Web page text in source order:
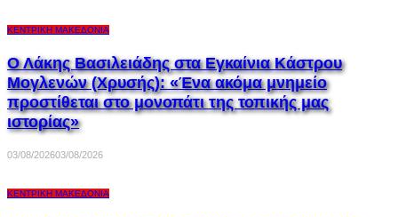
ΚΕΝΤΡΙΚΉ ΜΑΚΕΔΟΝΊΑ
Ο Λάκης Βασιλειάδης στα Εγκαίνια Κάστρου
Μογλενών (Χρυσής): «Ένα ακόμα μνημείο
προστίθεται στο μονοπάτι της τοπικής μας
ιστορίας»
03/08/202603/08/2026
ΚΕΝΤΡΙΚΉ ΜΑΚΕΔΟΝΊΑ